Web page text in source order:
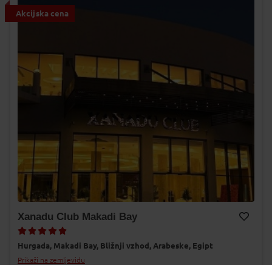
Akcijska cena
Xanadu Club Makadi Bay
Hurgada, Makadi Bay, Bližnji vzhod, Arabeske, Egipt
Prikaži na zemljevidu